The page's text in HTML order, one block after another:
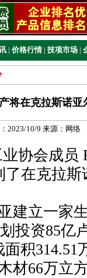
| 价格行情 | 技项市场 |
将在克拉斯诺亚
2023/10/9 来源： 网络
协会成员
了在克拉
建立一家
投资85亿
积314.51
材66万立